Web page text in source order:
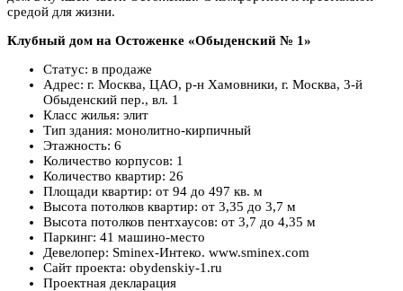
средой для жизни.
Клубный дом на Остоженке «Обыденский № 1»
Статус: в продаже
Адрес: г. Москва, ЦАО, р-н Хамовники, г. Москва, 3-й
Обыденский пер., вл. 1
Класс жилья: элит
Тип здания: монолитно-кирпичный
Этажность: 6
Количество корпусов: 1
Количество квартир: 26
Площади квартир: от 94 до 497 кв. м
Высота потолков квартир: от 3,35 до 3,7 м
Высота потолков пентхаусов: от 3,7 до 4,35 м
Паркинг: 41 машино-место
Девелопер: Sminex-Интеко. www.sminex.com
Сайт проекта: obydenskiy-1.ru
Проектная декларация